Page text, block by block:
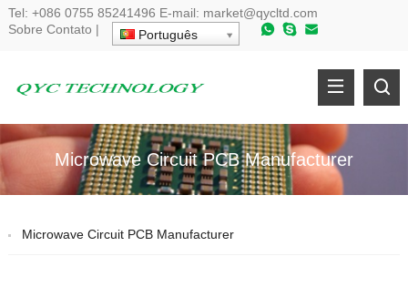
Tel: +086 0755 85241496 E-mail: market@qycltd.com
Sobre Contato | Português
Microwave Circuit PCB Manufacturer
Microwave Circuit PCB Manufacturer